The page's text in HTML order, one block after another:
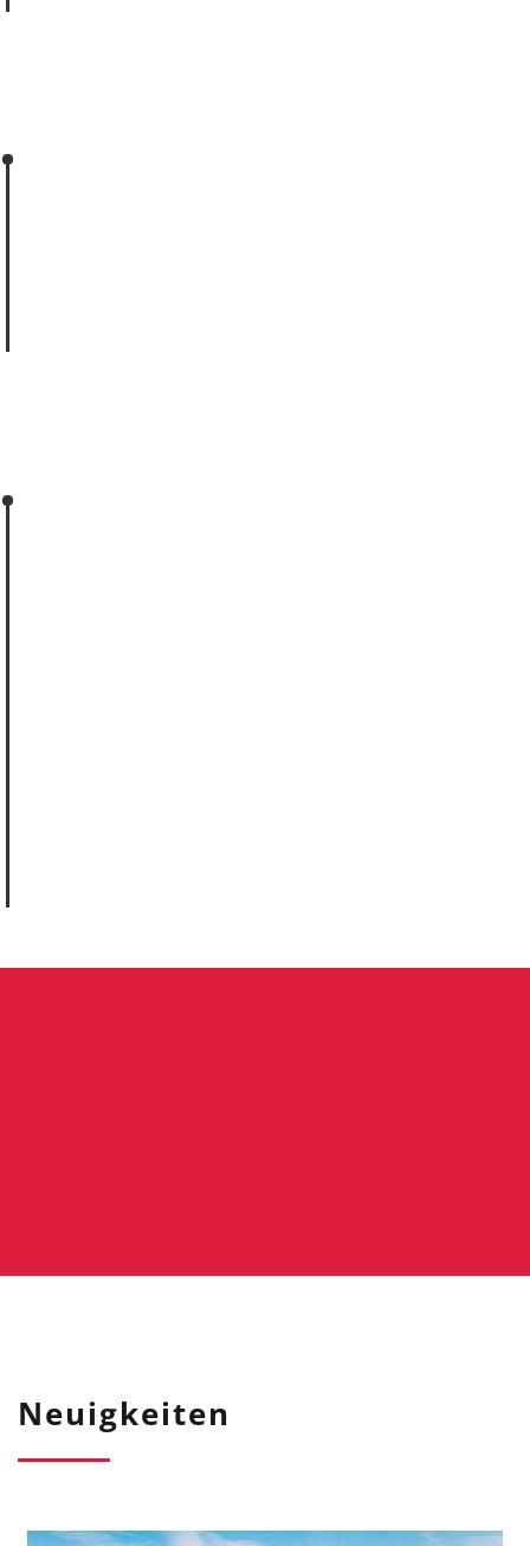
Neuigkeiten